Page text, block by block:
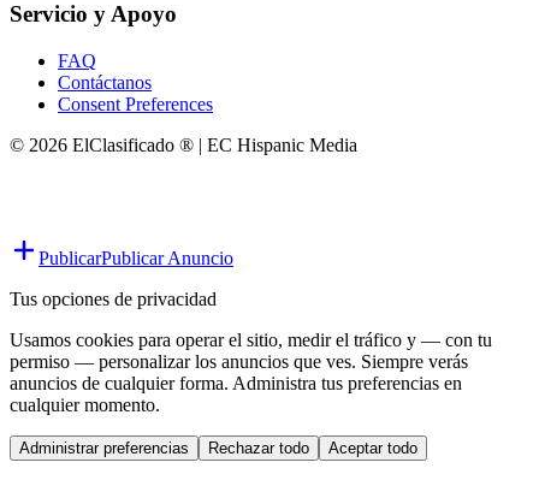
Servicio y Apoyo
FAQ
Contáctanos
Consent Preferences
© 2026 ElClasificado ® | EC Hispanic Media
PublicarPublicar Anuncio
Tus opciones de privacidad
Usamos cookies para operar el sitio, medir el tráfico y — con tu
permiso — personalizar los anuncios que ves. Siempre verás
anuncios de cualquier forma. Administra tus preferencias en
cualquier momento.
Administrar preferencias Rechazar todo Aceptar todo